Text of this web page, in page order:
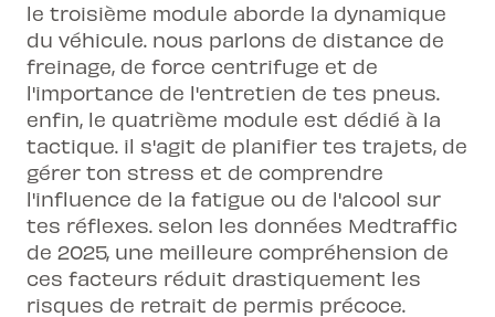
le troisième module aborde la dynamique
du véhicule. nous parlons de distance de
freinage, de force centrifuge et de
l'importance de l'entretien de tes pneus.
enfin, le quatrième module est dédié à la
tactique. il s'agit de planifier tes trajets, de
gérer ton stress et de comprendre
l'influence de la fatigue ou de l'alcool sur
tes réflexes. selon les données Medtraffic
de 2025, une meilleure compréhension de
ces facteurs réduit drastiquement les
risques de retrait de permis précoce.